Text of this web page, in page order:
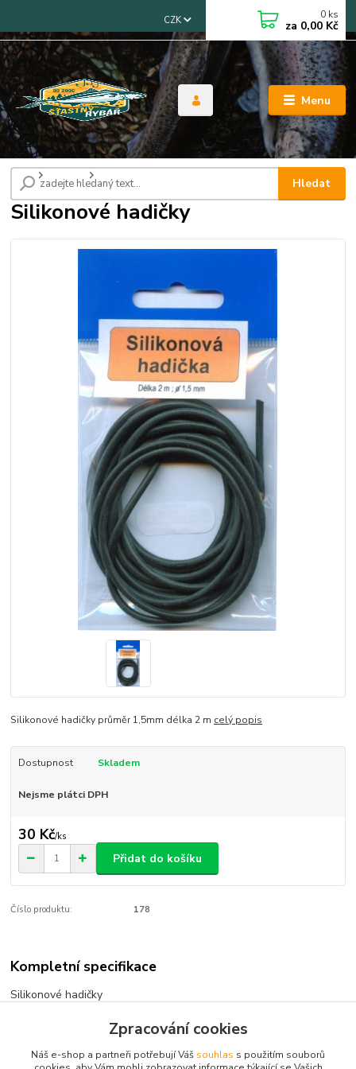
Menu
CZK
Hledat
0 ks
za 0,00 Kč
Úvod Ostatní Silikonové hadičky
Silikonové hadičky
Silikonové hadičky průměr 1,5mm délka 2 m celý popis
Dostupnost Skladem
Nejsme plátci DPH
30 Kč/ks
Přidat do košíku
Číslo produktu: 178
Kompletní specifikace
Silikonové hadičky
průměr 1,5mmZpracování cookies
Náš e-shop a partneři potřebují Váš souhlas s použitím souborů